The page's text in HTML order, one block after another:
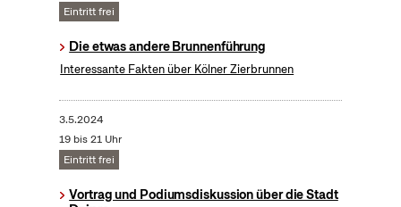
Eintritt frei
Die etwas andere Brunnenführung
Interessante Fakten über Kölner Zierbrunnen
3.5.2024
19 bis 21 Uhr
Eintritt frei
Vortrag und Podiumsdiskussion über die Stadt